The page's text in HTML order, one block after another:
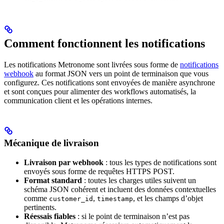
Comment fonctionnent les notifications
Les notifications Metronome sont livrées sous forme de notifications
webhook au format JSON vers un point de terminaison que vous
configurez. Ces notifications sont envoyées de manière asynchrone
et sont conçues pour alimenter des workflows automatisés, la
communication client et les opérations internes.
Mécanique de livraison
Livraison par webhook : tous les types de notifications sont
envoyés sous forme de requêtes HTTPS POST.
Format standard : toutes les charges utiles suivent un
schéma JSON cohérent et incluent des données contextuelles
comme customer_id , timestamp, et les champs d’objet
pertinents.
Réessais fiables : si le point de terminaison n’est pas